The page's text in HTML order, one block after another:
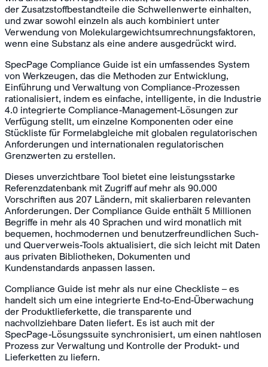
der Zusatzstoffbestandteile die Schwellenwerte einhalten,
und zwar sowohl einzeln als auch kombiniert unter
Verwendung von Molekulargewichtsumrechnungsfaktoren,
wenn eine Substanz als eine andere ausgedrückt wird.
SpecPage Compliance Guide ist ein umfassendes System
von Werkzeugen, das die Methoden zur Entwicklung,
Einführung und Verwaltung von Compliance-Prozessen
rationalisiert, indem es einfache, intelligente, in die Industrie
4.0 integrierte Compliance-Management-Lösungen zur
Verfügung stellt, um einzelne Komponenten oder eine
Stückliste für Formelabgleiche mit globalen regulatorischen
Anforderungen und internationalen regulatorischen
Grenzwerten zu erstellen.
Dieses unverzichtbare Tool bietet eine leistungsstarke
Referenzdatenbank mit Zugriff auf mehr als 90.000
Vorschriften aus 207 Ländern, mit skalierbaren relevanten
Anforderungen. Der Compliance Guide enthält 5 Millionen
Begriffe in mehr als 40 Sprachen und wird monatlich mit
bequemen, hochmodernen und benutzerfreundlichen Such-
und Querverweis-Tools aktualisiert, die sich leicht mit Daten
aus privaten Bibliotheken, Dokumenten und
Kundenstandards anpassen lassen.
Compliance Guide ist mehr als nur eine Checkliste – es
handelt sich um eine integrierte End-to-End-Überwachung
der Produktlieferkette, die transparente und
nachvollziehbare Daten liefert. Es ist auch mit der
SpecPage-Lösungssuite synchronisiert, um einen nahtlosen
Prozess zur Verwaltung und Kontrolle der Produkt- und
Lieferketten zu liefern.